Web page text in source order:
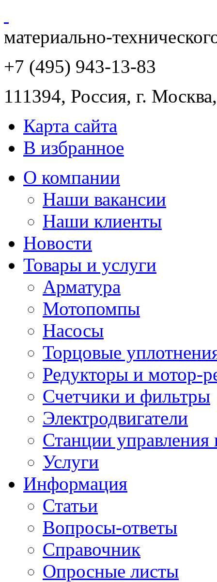
материально-
+7 (495) 943-13-83
111394, Россия, г. Москва
Карта сайта
В избранное
О компании
Наши вакансии
Наши клиенты
Новости
Товары и услуги
Арматура
Мотопомпы
Насосы
Торцовые
Редукторы и мотор-
Счетчики и фильтры
Электродвигатели
Станции управления
Услуги
Информация
Статьи
Вопросы-ответы
Справочник
Опросные листы